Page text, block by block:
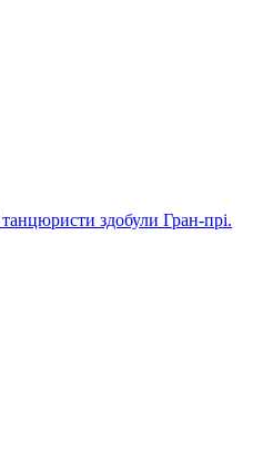
здобули Гран-прі.